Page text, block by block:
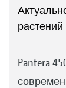
растений
Pantera